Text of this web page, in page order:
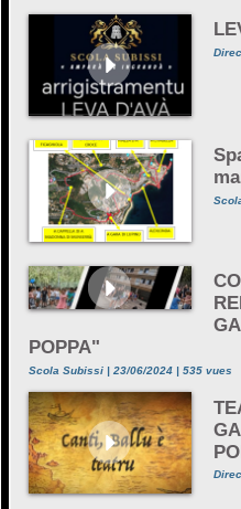
POPPA"
Scola Subissi | 23/06/2024 | 535 vues